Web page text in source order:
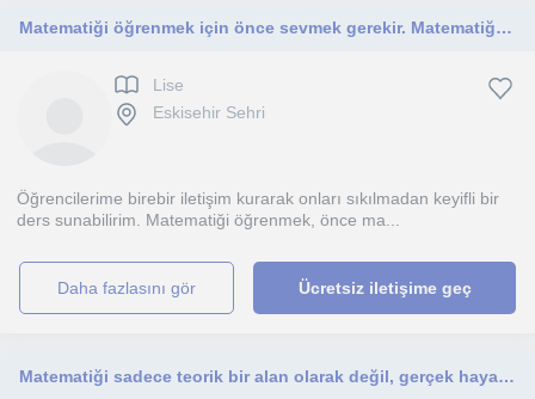
Matematiği öğrenmek için önce sevmek gerekir. Matematiği sevdirmek için burdayım!
Lise
Eskisehir Sehri
Öğrencilerime birebir iletişim kurarak onları sıkılmadan keyifli bir
ders sunabilirim. Matematiği öğrenmek, önce ma...
daha fazlasını gör Ücretsiz iletişime geç
Matematiği sadece teorik bir alan olarak değil, gerçek hayatta karşılığı olan bir dil olarak görüyorum.